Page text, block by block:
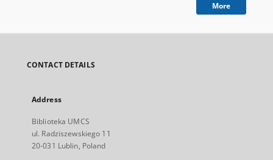
More
CONTACT DETAILS
Address
Biblioteka UMCS
ul. Radziszewskiego 11
20-031 Lublin, Poland